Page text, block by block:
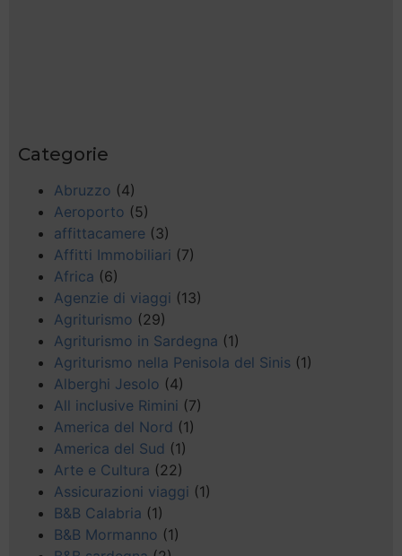
Categorie
Abruzzo (4)
Aeroporto (5)
affittacamere (3)
Affitti Immobiliari (7)
Africa (6)
Agenzie di viaggi (13)
Agriturismo (29)
Agriturismo in Sardegna (1)
Agriturismo nella Penisola del Sinis (1)
Alberghi Jesolo (4)
All inclusive Rimini (7)
America del Nord (1)
America del Sud (1)
Arte e Cultura (22)
Assicurazioni viaggi (1)
B&B Calabria (1)
B&B Mormanno (1)